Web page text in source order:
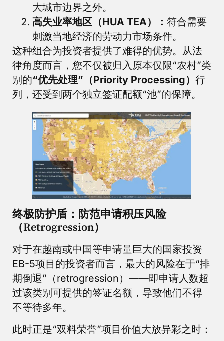
大城市边界之外。
高失业率地区（HUA TEA）： 符合需要
刺激当地经济的劳动力市场条件。
这种组合为投资者提供了难得的优势。从法
律角度而言，您不仅被归入原本仅限“农村”类
别的“优先处理”（Priority Processing） 行
列，还受到两个独立签证配额“池”的保障。
终极防护盾：防范申请积压风险
（Retrogression）
对于在越南或中国等申请量巨大的国家投资
EB-5项目的投资者而言，最大的风险在于“排
期倒退”（retrogression）——即申请人数超
过该类别可提供的签证名额，导致他们不得
不等待多年。
此时正是“双料荣誉”项目价值大放异彩之时：